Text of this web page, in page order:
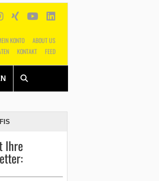
KONTO
ABOUT US
KONTAKT FEED
Ihre